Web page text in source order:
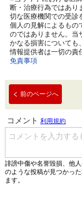
断・治療行為ではあり
切な医療機関での受診
個人の見解によるもの
のではありません。当
かなる損害についても
情報提供者は一切の責
免責事項
前のページへ